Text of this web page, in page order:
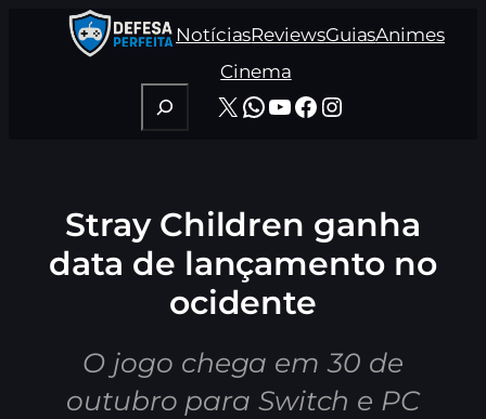
NotíciasReviewsGuiasAnimes
Cinema
Pesquisar
X WhatsApp
Youtube
Facebook
Instagram
Stray Children ganha
data de lançamento no
ocidente
O jogo chega em 30 de
outubro para Switch e PC